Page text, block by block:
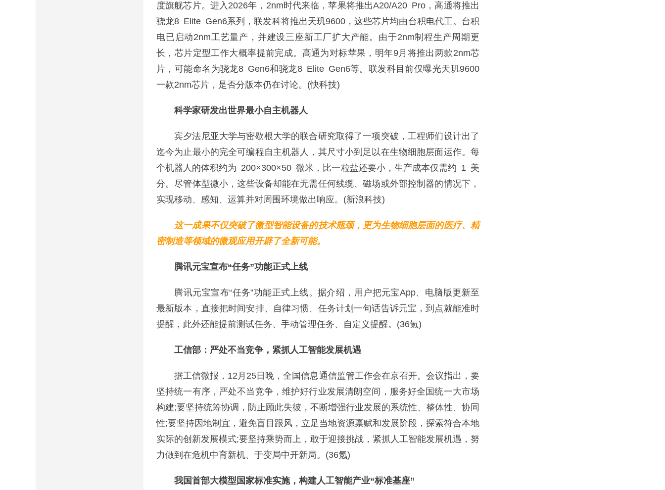
度旗舰芯片。进入2026年，2nm时代来临，苹果将推出A20/A20 Pro，高通将推出
骁龙8 Elite Gen6系列，联发科将推出天玑9600，这些芯片均由台积电代工。台积
电已启动2nm工艺量产，并建设三座新工厂扩大产能。由于2nm制程生产周期更
长，芯片定型工作大概率提前完成。高通为对标苹果，明年9月将推出两款2nm芯
片，可能命名为骁龙8 Gen6和骁龙8 Elite Gen6等。联发科目前仅曝光天玑9600
一款2nm芯片，是否分版本仍在讨论。(快科技)
科学家研发出世界最小自主机器人
宾夕法尼亚大学与密歇根大学的联合研究取得了一项突破，工程师们设计出了
迄今为止最小的完全可编程自主机器人，其尺寸小到足以在生物细胞层面运作。每
个机器人的体积约为 200×300×50 微米，比一粒盐还要小，生产成本仅需约 1 美
分。尽管体型微小，这些设备却能在无需任何线缆、磁场或外部控制器的情况下，
实现移动、感知、运算并对周围环境做出响应。(新浪科技)
这一成果不仅突破了微型智能设备的技术瓶颈，更为生物细胞层面的医疗、精
密制造等领域的微观应用开辟了全新可能。
腾讯元宝宣布“任务”功能正式上线
腾讯元宝宣布“任务”功能正式上线。据介绍，用户把元宝App、电脑版更新至
最新版本，直接把时间安排、自律习惯、任务计划一句话告诉元宝，到点就能准时
提醒，此外还能提前测试任务、手动管理任务、自定义提醒。(36氪)
工信部：严处不当竞争，紧抓人工智能发展机遇
据工信微报，12月25日晚，全国信息通信监管工作会在京召开。会议指出，要
坚持统一有序，严处不当竞争，维护好行业发展清朗空间，服务好全国统一大市场
构建;要坚持统筹协调，防止顾此失彼，不断增强行业发展的系统性、整体性、协同
性;要坚持因地制宜，避免盲目跟风，立足当地资源禀赋和发展阶段，探索符合本地
实际的创新发展模式;要坚持乘势而上，敢于迎接挑战，紧抓人工智能发展机遇，努
力做到在危机中育新机、于变局中开新局。(36氪)
我国首部大模型国家标准实施，构建人工智能产业“标准基座”